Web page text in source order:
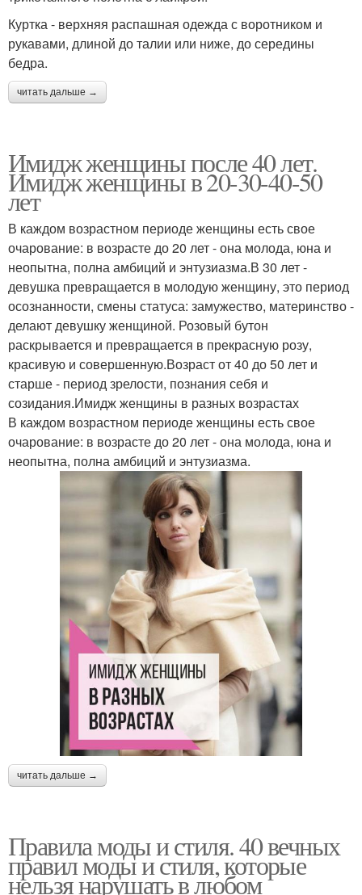
Куртка - верхняя распашная одежда с воротником и
рукавами, длиной до талии или ниже, до середины
бедра.
читать дальше →
Имидж женщины после 40 лет.
Имидж женщины в 20-30-40-50
лет
В каждом возрастном периоде женщины есть свое
очарование: в возрасте до 20 лет - она молода, юна и
неопытна, полна амбиций и энтузиазма.В 30 лет -
девушка превращается в молодую женщину, это период
осознанности, смены статуса: замужество, материнство -
делают девушку женщиной. Розовый бутон
раскрывается и превращается в прекрасную розу,
красивую и совершенную.Возраст от 40 до 50 лет и
старше - период зрелости, познания себя и
созидания.Имидж женщины в разных возрастах
В каждом возрастном периоде женщины есть свое
очарование: в возрасте до 20 лет - она молода, юна и
неопытна, полна амбиций и энтузиазма.
читать дальше →
Правила моды и стиля. 40 вечных
правил моды и стиля, которые
нельзя нарушать в любом